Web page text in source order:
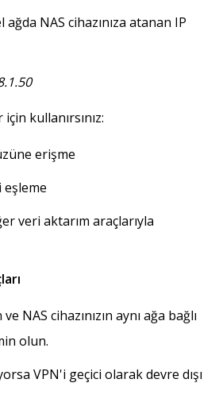
ağda NAS cihazınıza atanan IP
kullanırsınız:
erişme
veri aktarım araçlarıyla
NAS cihazınızın aynı ağa bağlı
olun.
VPN'i geçici olarak devre dışı